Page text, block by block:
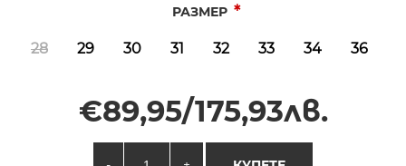
РАЗМЕР *
28 29 30 31 32 33 34 36
€89,95/175,93лв.